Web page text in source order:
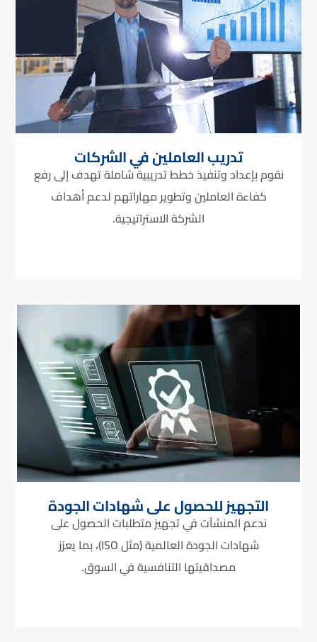
تدريب العاملين في الشركات
نقوم بإعداد وتنفيذ خطط تدريبية شاملة تهدف إلى رفع
كفاءة العاملين وتطوير مهاراتهم لدعم أهداف
الشركة الاستراتيجية.
التجهيز للحصول على شهادات الجودة
ندعم المنشآت في تجهيز متطلبات الحصول على
شهادات الجودة العالمية (مثل ISO)، بما يعزز
مصداقيتها التنافسية في السوق.